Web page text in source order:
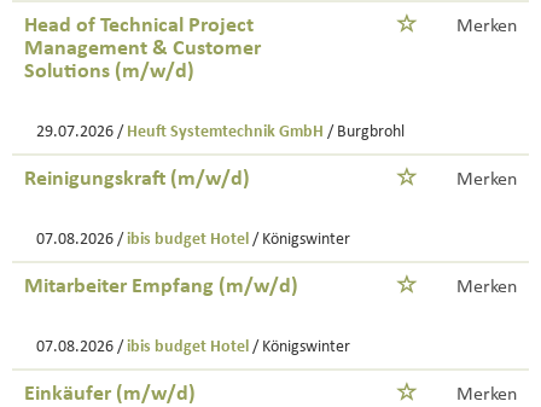
Head of Technical Project
Management & Customer
Solutions (m/w/d)
Merken
29.07.2026 / Heuft Systemtechnik GmbH / Burgbrohl
Reinigungskraft (m/w/d) Merken
07.08.2026 / ibis budget Hotel / Königswinter
Mitarbeiter Empfang (m/w/d) Merken
07.08.2026 / ibis budget Hotel / Königswinter
Einkäufer (m/w/d) Merken